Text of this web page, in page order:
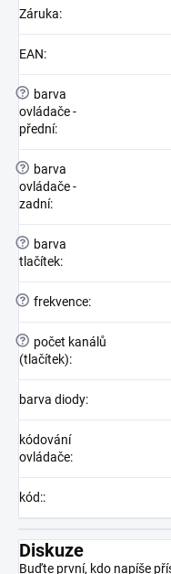
Záruka:
EAN:
?
barva
ovládače -
přední:
?
barva
ovládače -
zadní:
?
barva
tlačítek:
? frekvence:
?
počet kanálů
(tlačítek):
barva diody:
kódování
ovládače:
kód::
Diskuze
Buďte první, kdo napíše